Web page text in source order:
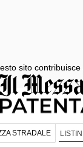
STRADALE
sito